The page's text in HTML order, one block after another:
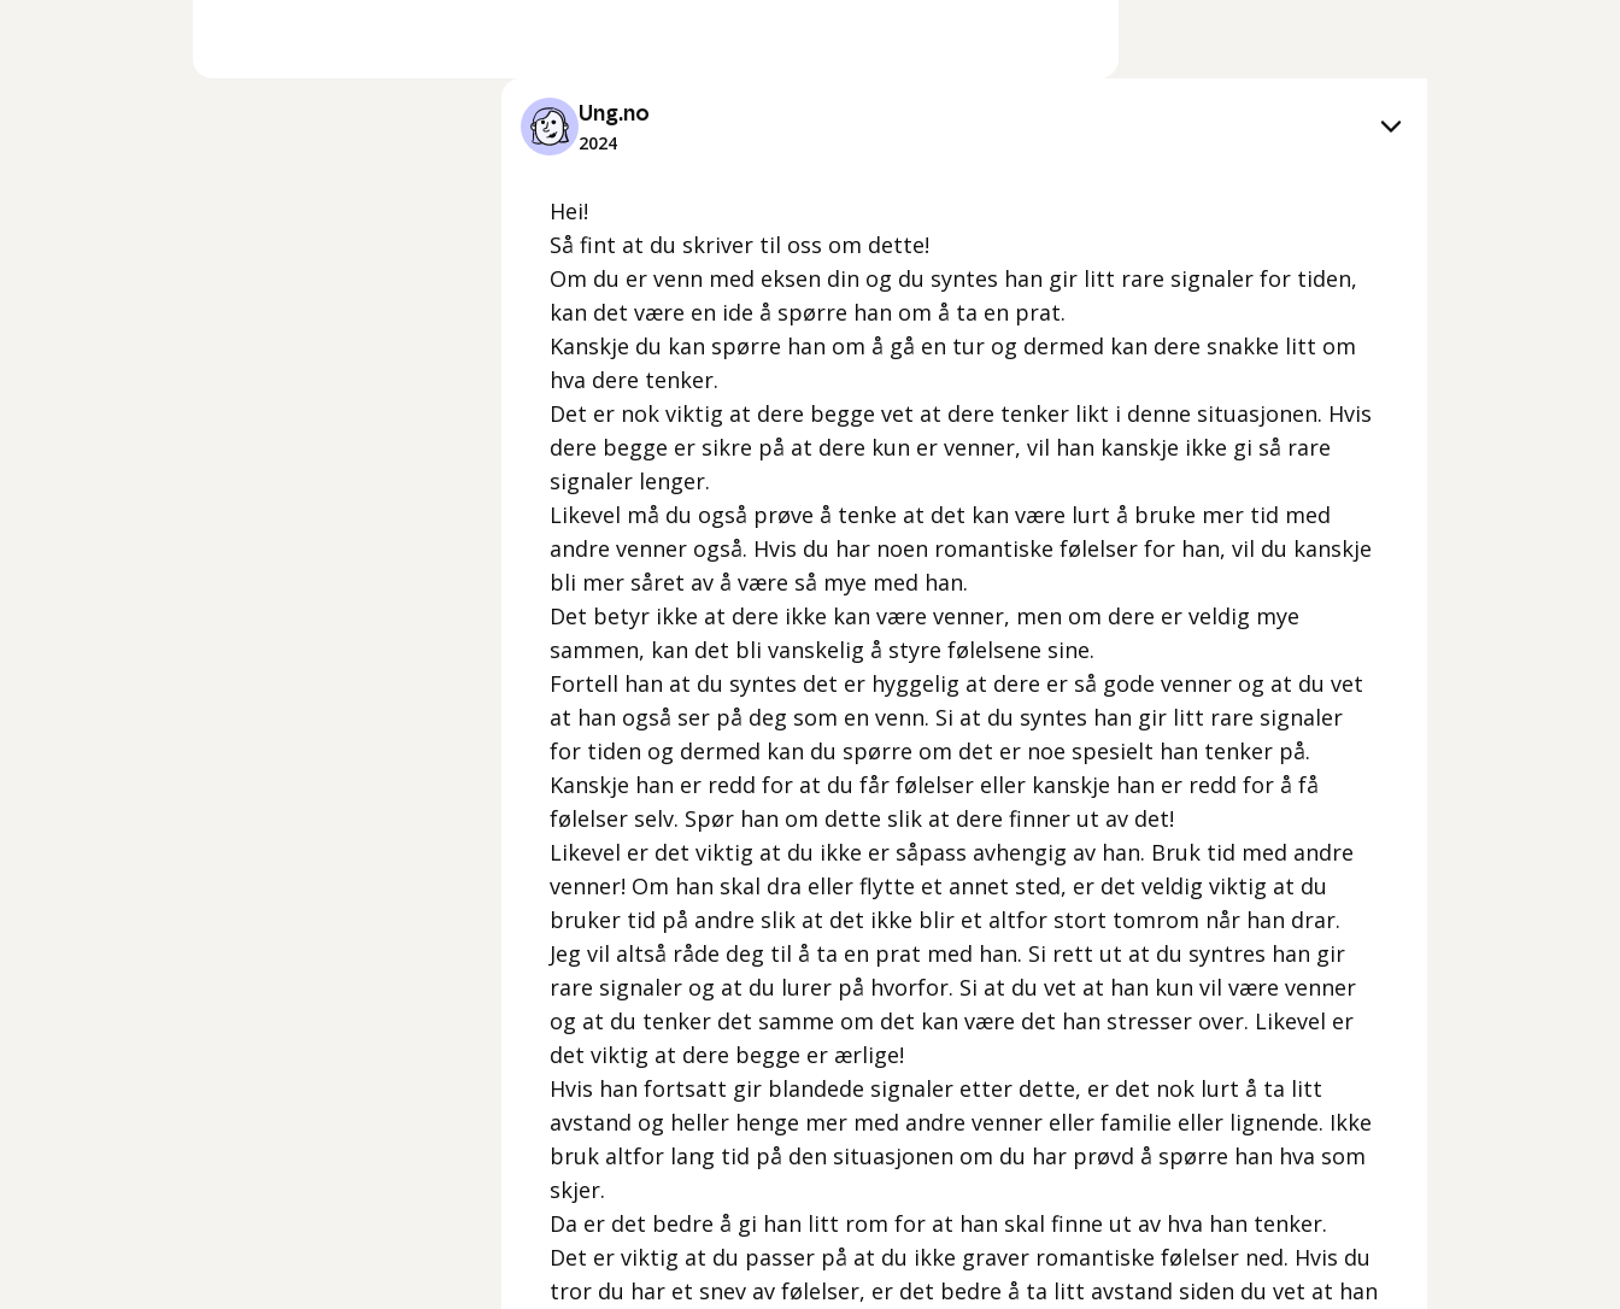
Ung.no
2024
Hei!
Så fint at du skriver til oss om dette!
Om du er venn med eksen din og du syntes han gir litt rare signaler for tiden,
kan det være en ide å spørre han om å ta en prat.
Kanskje du kan spørre han om å gå en tur og dermed kan dere snakke litt om
hva dere tenker.
Det er nok viktig at dere begge vet at dere tenker likt i denne situasjonen. Hvis
dere begge er sikre på at dere kun er venner, vil han kanskje ikke gi så rare
signaler lenger.
Likevel må du også prøve å tenke at det kan være lurt å bruke mer tid med
andre venner også. Hvis du har noen romantiske følelser for han, vil du kanskje
bli mer såret av å være så mye med han.
Det betyr ikke at dere ikke kan være venner, men om dere er veldig mye
sammen, kan det bli vanskelig å styre følelsene sine.
Fortell han at du syntes det er hyggelig at dere er så gode venner og at du vet
at han også ser på deg som en venn. Si at du syntes han gir litt rare signaler
for tiden og dermed kan du spørre om det er noe spesielt han tenker på.
Kanskje han er redd for at du får følelser eller kanskje han er redd for å få
følelser selv. Spør han om dette slik at dere finner ut av det!
Likevel er det viktig at du ikke er såpass avhengig av han. Bruk tid med andre
venner! Om han skal dra eller flytte et annet sted, er det veldig viktig at du
bruker tid på andre slik at det ikke blir et altfor stort tomrom når han drar.
Jeg vil altså råde deg til å ta en prat med han. Si rett ut at du syntres han gir
rare signaler og at du lurer på hvorfor. Si at du vet at han kun vil være venner
og at du tenker det samme om det kan være det han stresser over. Likevel er
det viktig at dere begge er ærlige!
Hvis han fortsatt gir blandede signaler etter dette, er det nok lurt å ta litt
avstand og heller henge mer med andre venner eller familie eller lignende. Ikke
bruk altfor lang tid på den situasjonen om du har prøvd å spørre han hva som
skjer.
Da er det bedre å gi han litt rom for at han skal finne ut av hva han tenker.
Det er viktig at du passer på at du ikke graver romantiske følelser ned. Hvis du
tror du har et snev av følelser, er det bedre å ta litt avstand siden du vet at han